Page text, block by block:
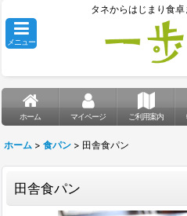
タネからはじまり食
メニュー
ホーム マイページ ご利用案内
ホーム > 食パン > 田舎食パン
田舎食パン